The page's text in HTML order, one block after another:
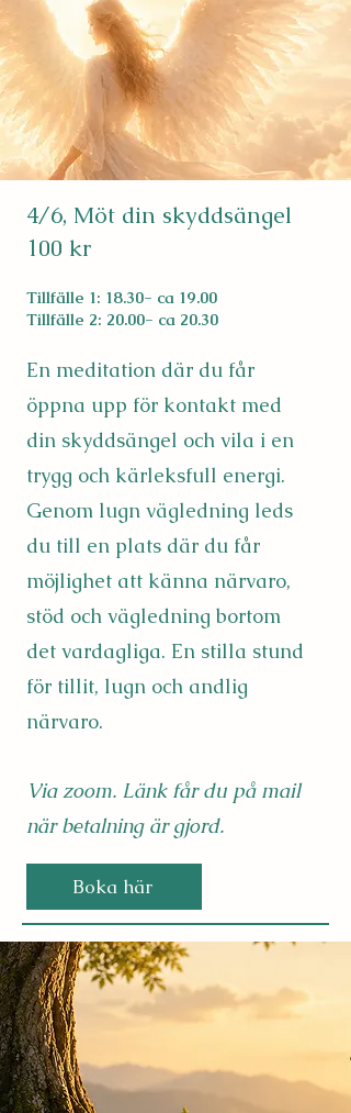
4/6, Möt din skyddsängel
100 kr
Tillfälle 1: 18.30- ca 19.00
Tillfälle 2: 20.00- ca 20.30
En meditation där du får
öppna upp för kontakt med
din skyddsängel och vila i en
trygg och kärleksfull energi.
Genom lugn vägledning leds
du till en plats där du får
möjlighet att känna närvaro,
stöd och vägledning bortom
det vardagliga. En stilla stund
för tillit, lugn och andlig
närvaro.
Via zoom. Länk får du på mail
när betalning är gjord.
Boka här